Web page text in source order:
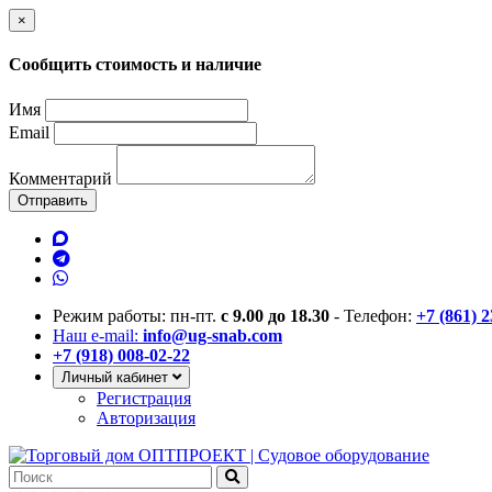
×
Сообщить стоимость и наличие
Имя
Email
Комментарий
Отправить
Режим работы: пн-пт. с 9.00 до 18.30 - Телефон: +7 (861)
Наш e-mail: info@ug-snab.com
+7 (918) 008-02-22
Личный кабинет
Регистрация
Авторизация